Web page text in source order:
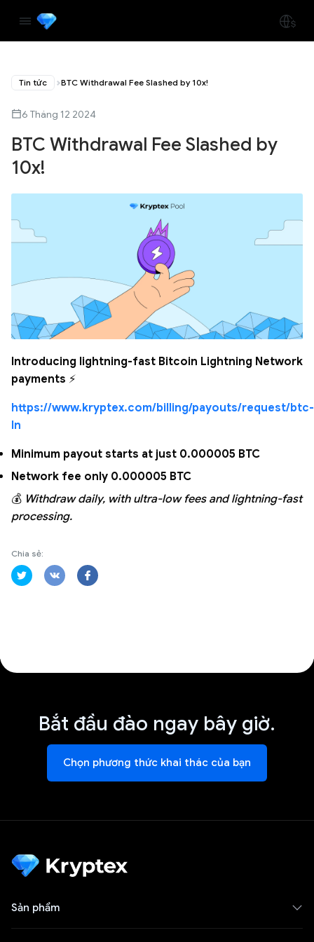
Tin tức BTC Withdrawal Fee Slashed by 10x!
6 Tháng 12 2024
BTC Withdrawal Fee Slashed by
10x!
Introducing lightning-fast Bitcoin Lightning Network
payments ⚡
https://www.kryptex.com/billing/payouts/request/btc-
ln
Minimum payout starts at just 0.000005 BTC
Network fee only 0.000005 BTC
💰 Withdraw daily, with ultra-low fees and lightning-fast
processing.
Chia sẻ:
Bắt đầu đào ngay bây giờ.
Chọn phương thức khai thác của bạn
Sản phẩm